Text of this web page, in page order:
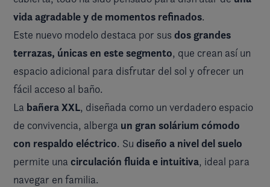
vida agradable y de momentos refinados.
Este nuevo modelo destaca por sus dos grandes
terrazas, únicas en este segmento, que crean así un
espacio adicional para disfrutar del sol y ofrecer un
fácil acceso al baño.
La bañera XXL, diseñada como un verdadero espacio
de convivencia, alberga un gran solárium cómodo
con respaldo eléctrico. Su diseño a nivel del suelo
permite una circulación fluida e intuitiva, ideal para
navegar en familia.